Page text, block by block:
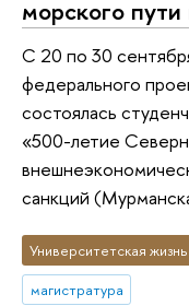
морского
С 20 по 30
федерального
состоялась
«500-летие
санкций
Университетская жизнь
магистратура